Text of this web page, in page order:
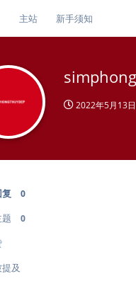
主站 新手须知
2022年5月13日
复 0
题 0
及